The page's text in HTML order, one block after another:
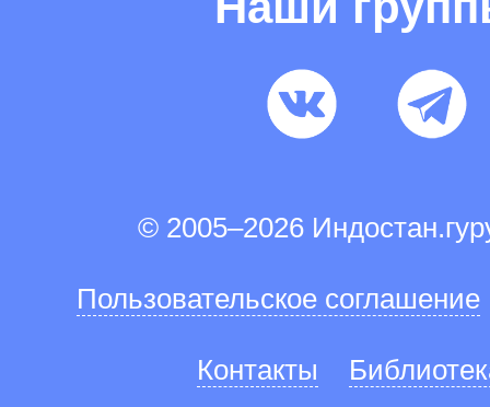
© 2005–2026
Пользовательское соглашение
Контакты